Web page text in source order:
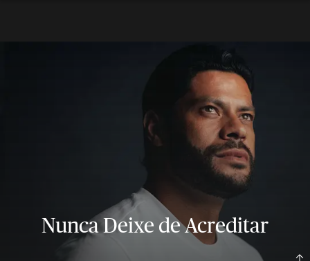
Nunca Deixe de Acreditar